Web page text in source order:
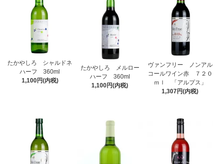
たかやしろ シャルドネ
ハーフ 360ml
1,100円(内税)
たかやしろ メルロー
ハーフ 360ml
1,100円(内税)
ヴァンフリー ノンアル
コールワイン赤 ７２０
ｍｌ 「アルプス」
1,307円(内税)